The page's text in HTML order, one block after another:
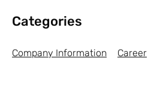
Categories
Company Information Career